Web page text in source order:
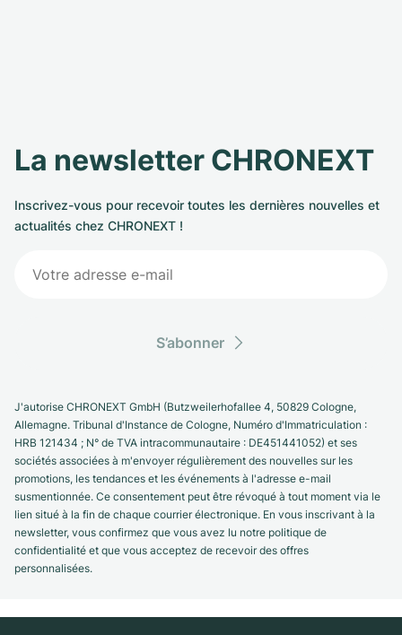
La newsletter CHRONEXT
Inscrivez-vous pour recevoir toutes les dernières nouvelles et
actualités chez CHRONEXT !
S’abonner
J'autorise CHRONEXT GmbH (Butzweilerhofallee 4, 50829 Cologne,
Allemagne. Tribunal d'Instance de Cologne, Numéro d'Immatriculation :
HRB 121434 ; N° de TVA intracommunautaire : DE451441052) et ses
sociétés associées à m'envoyer régulièrement des nouvelles sur les
promotions, les tendances et les événements à l'adresse e-mail
susmentionnée. Ce consentement peut être révoqué à tout moment via le
lien situé à la fin de chaque courrier électronique. En vous inscrivant à la
newsletter, vous confirmez que vous avez lu notre politique de
confidentialité et que vous acceptez de recevoir des offres
personnalisées.